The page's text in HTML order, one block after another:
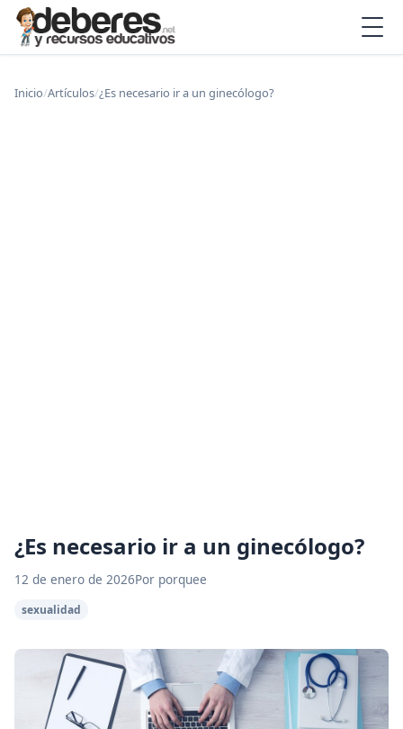
Inicio/Artículos/¿Es necesario ir a un ginecólogo?
¿Es necesario ir a un ginecólogo?
12 de enero de 2026Por porquee
sexualidad